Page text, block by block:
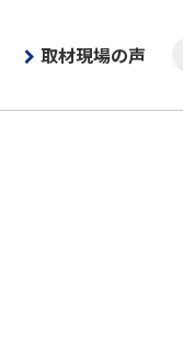
取材現場の声